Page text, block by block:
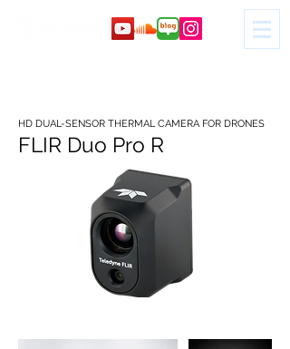
HD DUAL-SENSOR THERMAL CAMERA FOR DRONES
FLIR Duo Pro R